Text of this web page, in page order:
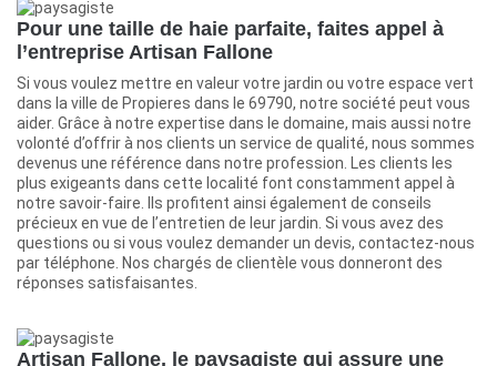
Pour une taille de haie parfaite, faites appel à
l’entreprise Artisan Fallone
Si vous voulez mettre en valeur votre jardin ou votre espace vert
dans la ville de Propieres dans le 69790, notre société peut vous
aider. Grâce à notre expertise dans le domaine, mais aussi notre
volonté d’offrir à nos clients un service de qualité, nous sommes
devenus une référence dans notre profession. Les clients les
plus exigeants dans cette localité font constamment appel à
notre savoir-faire. Ils profitent ainsi également de conseils
précieux en vue de l’entretien de leur jardin. Si vous avez des
questions ou si vous voulez demander un devis, contactez-nous
par téléphone. Nos chargés de clientèle vous donneront des
réponses satisfaisantes.
Artisan Fallone, le paysagiste qui assure une